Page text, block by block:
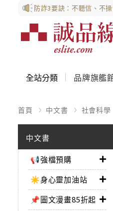
防詐3要訣：不聽信、不
全站分類 品牌旗艦
首頁 中文書 社會科學
中文書
📢強檔預購
☀️身心靈加油站
📌圖文漫畫85折起